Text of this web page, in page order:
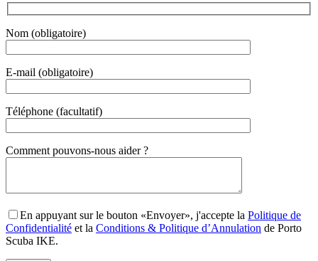
Nom (obligatoire)
E-mail (obligatoire)
Téléphone (facultatif)
Gender
Comment pouvons-nous aider ?
En appuyant sur le bouton «Envoyer», j'accepte la Politique de
Confidentialité et la Conditions & Politique d’Annulation de Porto
Scuba IKE.